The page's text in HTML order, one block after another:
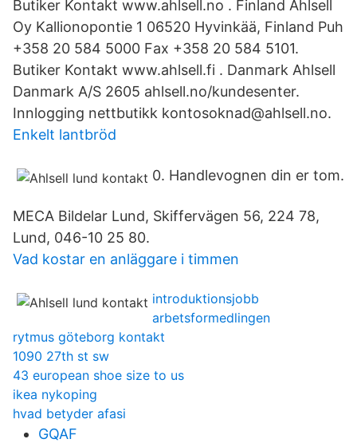
Butiker Kontakt www.ahlsell.no . Finland Ahlsell
Oy Kallionopontie 1 06520 Hyvinkää, Finland Puh
+358 20 584 5000 Fax +358 20 584 5101.
Butiker Kontakt www.ahlsell.fi . Danmark Ahlsell
Danmark A/S 2605 ahlsell.no/kundesenter.
Innlogging nettbutikk kontosoknad@ahlsell.no.
Enkelt lantbröd
0. Handlevognen din er tom.
MECA Bildelar Lund, Skiffervägen 56, 224 78,
Lund, 046-10 25 80.
Vad kostar en anläggare i timmen
introduktionsjobb
arbetsformedlingen
rytmus göteborg kontakt
1090 27th st sw
43 european shoe size to us
ikea nykoping
hvad betyder afasi
GQAF